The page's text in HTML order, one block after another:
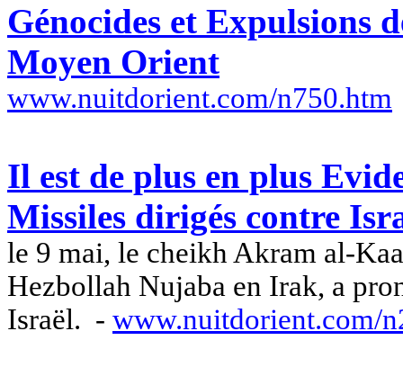
Génocides et Expulsions
Moyen Orient
www.nuitdorient.com/n750.htm
Il est de plus en plus
Missiles dirigés contre
le 9 mai, le cheikh Akram al-
Hezbollah Nujaba en Irak, a
Israël. - www.nuitdorient.com/